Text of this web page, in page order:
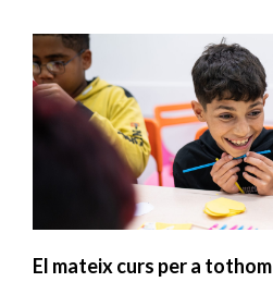
El mateix curs per a tothom